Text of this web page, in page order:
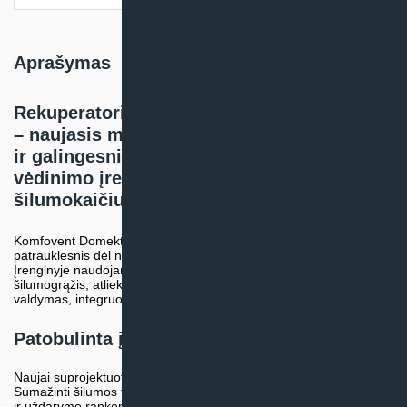
Aprašymas
Rekuperatorius Komfovent Domekt R 600 V
– naujasis modelis dabar dar efektyvesnis
ir galingesnis. Vertikalaus pajungimo
vėdinimo įrenginys su rotaciniu
šilumokaičiu.
Komfovent Domekt R 600 V vėdinimo įrenginys dabar tapo
patrauklesnis dėl naujų technologinių ir dizaino atnaujinimų.
Įrenginyje naudojamas tyliau veikiantis kintamo greičio rotacinis
šilumogrąžis, atliekami tikslesni matavimai ir preciziškas
valdymas, integruota naujos kartos C6M valdymo automatika.
Patobulinta įrenginio išorė
Naujai suprojektuotas korpusas yra kur kas sandaresnis.
Sumažinti šilumos tiltai padidino įrenginio efektyvumą. Atidarymo